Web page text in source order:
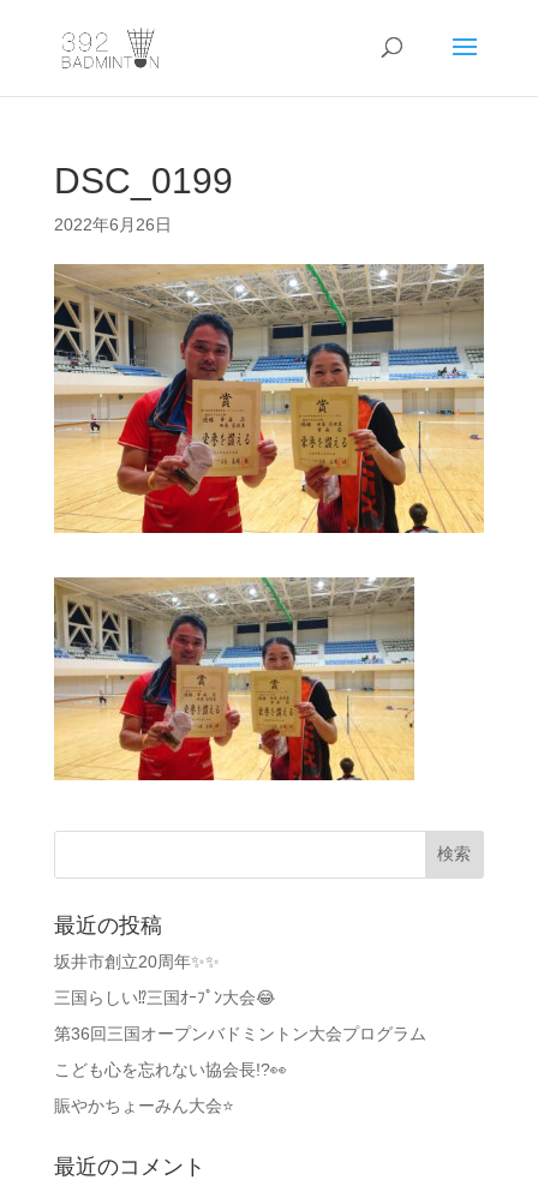
DSC_0199
2022年6月26日
最近の投稿
坂井市創立20周年✨✨
三国らしい⁉️三国ｵｰﾌﾟﾝ大会😂
第36回三国オープンバドミントン大会プログラム
こども心を忘れない協会長!?👀
賑やかちょーみん大会⭐
最近のコメント